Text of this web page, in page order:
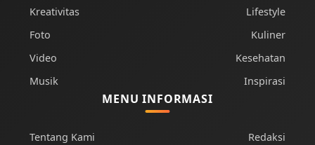
Kreativitas
Foto
Video
Musik
Lifestyle
Kuliner
Kesehatan
Inspirasi
MENU INFORMASI
Tentang Kami
Redaksi